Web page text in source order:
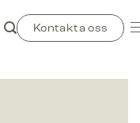
Kontakta oss